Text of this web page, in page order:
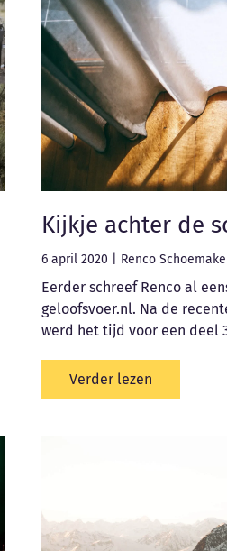
Kijkje achter de
6 april 2020 Renco
Eerder schreef Renco al
geloofsvoer.nl. Na de
werd het tijd voor een deel
Verder lezen